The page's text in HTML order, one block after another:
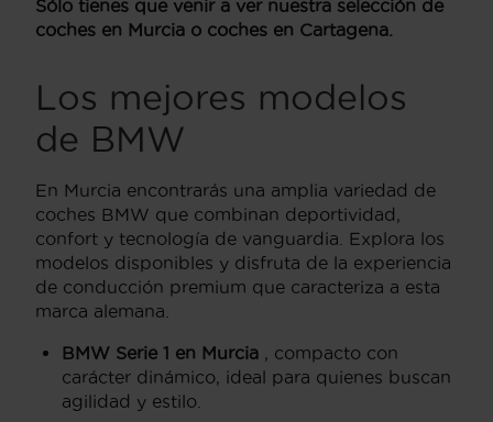
Sólo tienes que venir a ver nuestra selección de
coches en Murcia o coches en Cartagena.
Los mejores modelos
de BMW
En Murcia encontrarás una amplia variedad de
coches BMW que combinan deportividad,
confort y tecnología de vanguardia. Explora los
modelos disponibles y disfruta de la experiencia
de conducción premium que caracteriza a esta
marca alemana.
BMW Serie 1 en Murcia , compacto con
carácter dinámico, ideal para quienes buscan
agilidad y estilo.